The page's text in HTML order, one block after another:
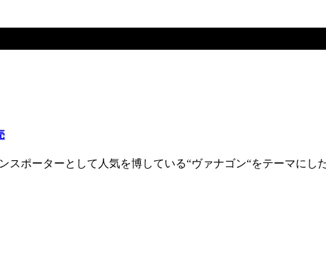
ポーターとして人気を博している“ヴァナゴン“をテーマにし